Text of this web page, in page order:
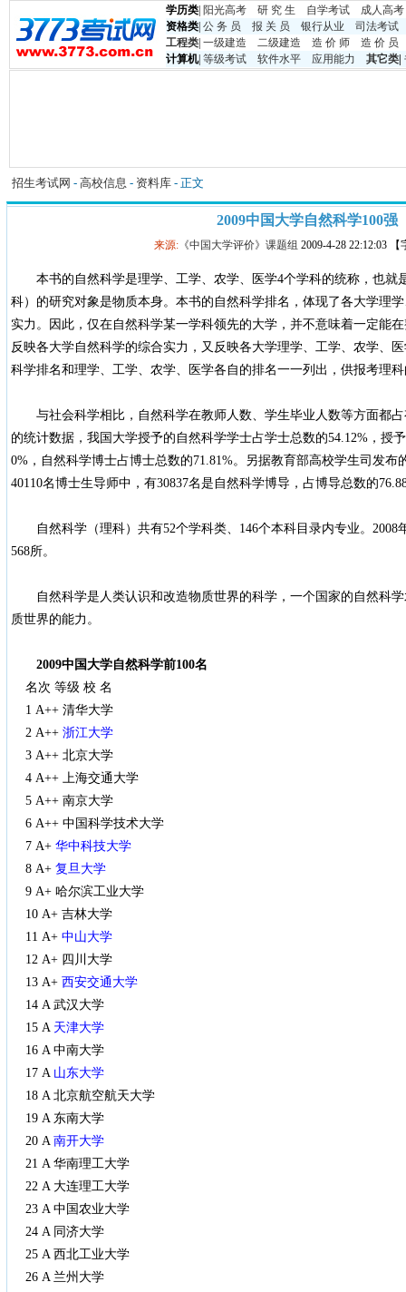
学历类 阳光高考 研 究 生 自学考试
成人高考
资格类 公 务 员 报 关 员 银行从业
司法考试
工程类 一级建造 二级建造 造 价 师
造 价 员
计算机| 等级考试 软件水平 应用能力 其它类
招生考试网 - 高校信息 - 资料库 - 正文
2009中国大学自然科学100强
来源: 《中国大学评价》课题组 2009-4-28 22:12:03
本书的自然科学是理学、工学、农学、医学4个学科的统称，也就
科）的研究对象是物质本身。本书的自然科学排名，体现了各大学理
实力。因此，仅在自然科学某一学科领先的大学，并不意味着一定能
反映各大学自然科学的综合实力，又反映各大学理学、工学、农学、
科学排名和理学、工学、农学、医学各自的排名一一列出，供报考理
与社会科学相比，自然科学在教师人数、学生毕业人数等方面都占
的统计数据，我国大学授予的自然科学学士占学士总数的54.12%，授
0%，自然科学博士占博士总数的71.81%。另据教育部高校学生司发布
40110名博士生导师中，有30837名是自然科学博导，占博导总数的
自然科学（理科）共有52个学科类、146个本科目录内专业。2008
568所。
自然科学是人类认识和改造物质世界的科学，一个国家的自然科学
质世界的能力。
2009中国大学自然科学前100名
名次 等级 校 名
1 A++ 清华大学
2 A++ 浙江大学
3 A++ 北京大学
4 A++ 上海交通大学
5 A++ 南京大学
6 A++ 中国科学技术大学
7 A+ 华中科技大学
8 A+ 复旦大学
9 A+ 哈尔滨工业大学
10 A+ 吉林大学
11 A+ 中山大学
12 A+ 四川大学
13 A+ 西安交通大学
14 A 武汉大学
15 A 天津大学
16 A 中南大学
17 A 山东大学
18 A 北京航空航天大学
19 A 东南大学
20 A 南开大学
21 A 华南理工大学
22 A 大连理工大学
23 A 中国农业大学
24 A 同济大学
25 A 西北工业大学
26 A 兰州大学